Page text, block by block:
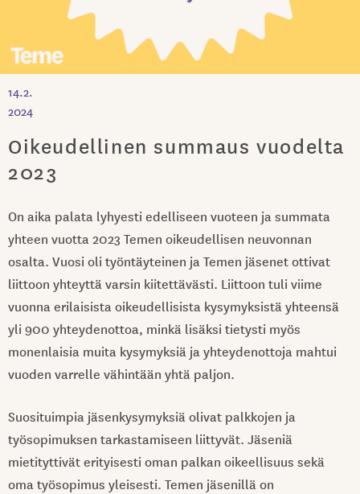
14.2.
2024
Oikeudellinen summaus vuodelta
2023
On aika palata lyhyesti edelliseen vuoteen ja summata
yhteen vuotta 2023 Temen oikeudellisen neuvonnan
osalta. Vuosi oli työntäyteinen ja Temen jäsenet ottivat
liittoon yhteyttä varsin kiitettävästi. Liittoon tuli viime
vuonna erilaisista oikeudellisista kysymyksistä yhteensä
yli 900 yhteydenottoa, minkä lisäksi tietysti myös
monenlaisia muita kysymyksiä ja yhteydenottoja mahtui
vuoden varrelle vähintään yhtä paljon.
Suosituimpia jäsenkysymyksiä olivat palkkojen ja
työsopimuksen tarkastamiseen liittyvät. Jäseniä
mietityttivät erityisesti oman palkan oikeellisuus sekä
oma työsopimus yleisesti. Temen jäsenillä on